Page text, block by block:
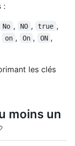
:
No , NO , true ,
on , On , ON ,
les clés
moins un